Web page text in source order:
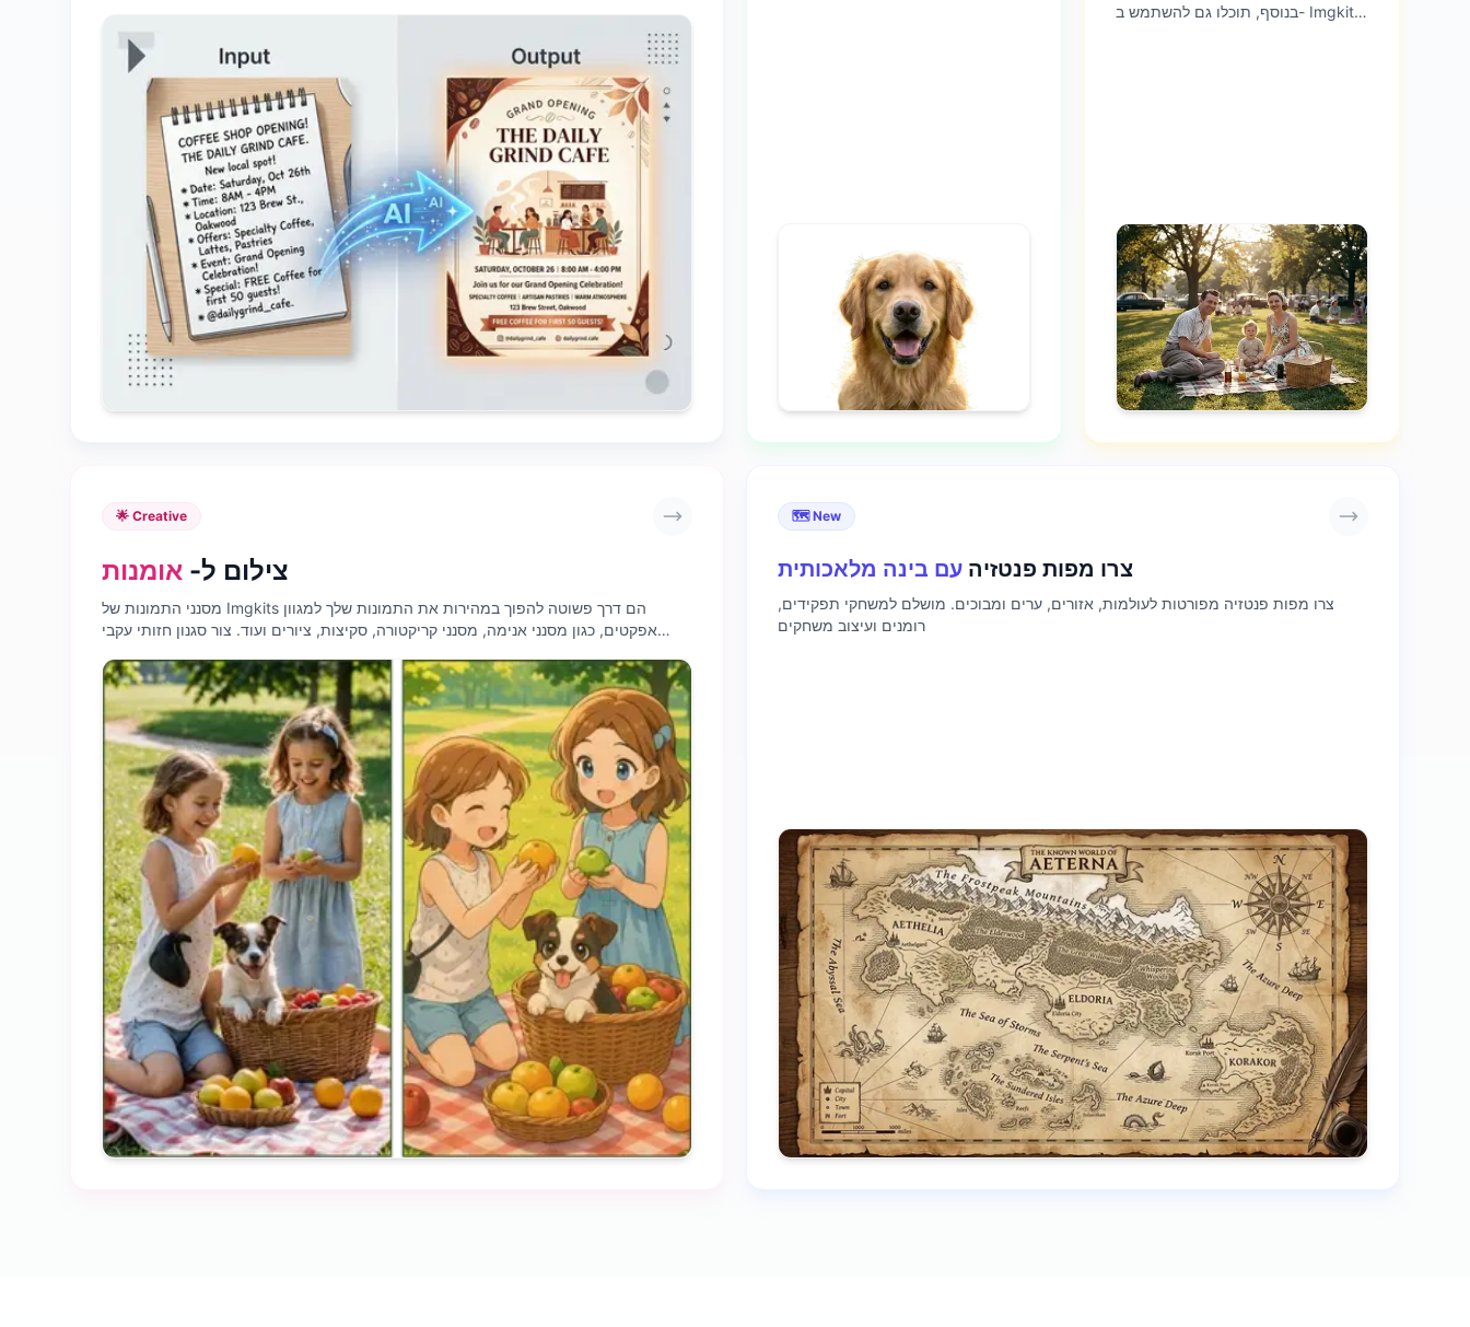
בנוסף, תוכלו גם להשתמש ב- Imgkits
🌟 Creative
צילום ל- אומנות
מסנני התמונות של Imgkits הם דרך פשוטה להפוך במהירות את התמונות שלך למגוון
אפקטים, כגון מסנני אנימה, מסנני קריקטורה, סקיצות, ציורים ועוד. צור סגנון חזותי עקבי
🗺️ New
צרו מפות פנטזיה עם בינה מלאכותית
צרו מפות פנטזיה מפורטות לעולמות, אזורים, ערים ומבוכים. מושלם למשחקי תפקידים,
רומנים ועיצוב משחקים